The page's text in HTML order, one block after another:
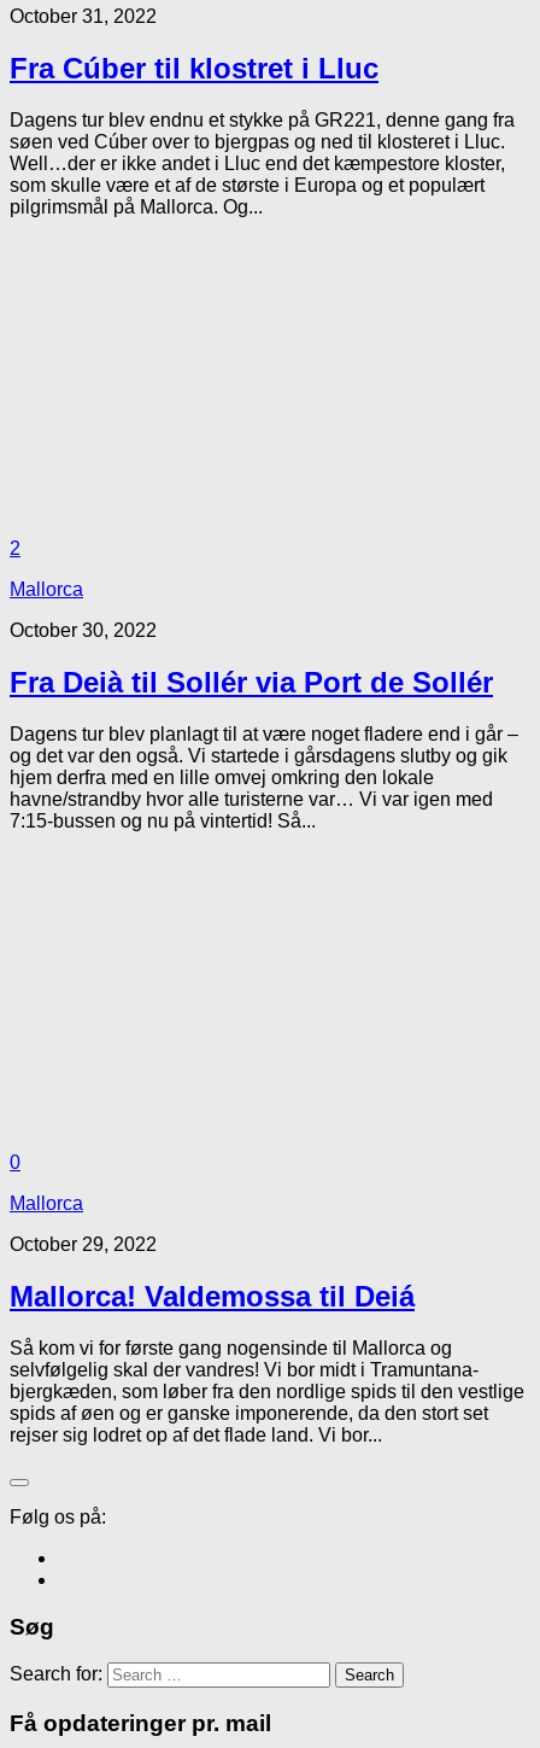
October 31, 2022
Fra Cúber til klostret i Lluc
Dagens tur blev endnu et stykke på GR221, denne gang fra
søen ved Cúber over to bjergpas og ned til klosteret i Lluc.
Well…der er ikke andet i Lluc end det kæmpestore kloster,
som skulle være et af de største i Europa og et populært
pilgrimsmål på Mallorca. Og...
2
Mallorca
October 30, 2022
Fra Deià til Sollér via Port de Sollér
Dagens tur blev planlagt til at være noget fladere end i går –
og det var den også. Vi startede i gårsdagens slutby og gik
hjem derfra med en lille omvej omkring den lokale
havne/strandby hvor alle turisterne var… Vi var igen med
7:15-bussen og nu på vintertid! Så...
0
Mallorca
October 29, 2022
Mallorca! Valdemossa til Deiá
Så kom vi for første gang nogensinde til Mallorca og
selvfølgelig skal der vandres! Vi bor midt i Tramuntana-
bjergkæden, som løber fra den nordlige spids til den vestlige
spids af øen og er ganske imponerende, da den stort set
rejser sig lodret op af det flade land. Vi bor...
Følg os på:
Søg
Search for:
Få opdateringer pr. mail